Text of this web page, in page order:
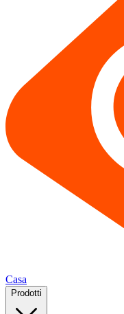
Casa
Prodotti